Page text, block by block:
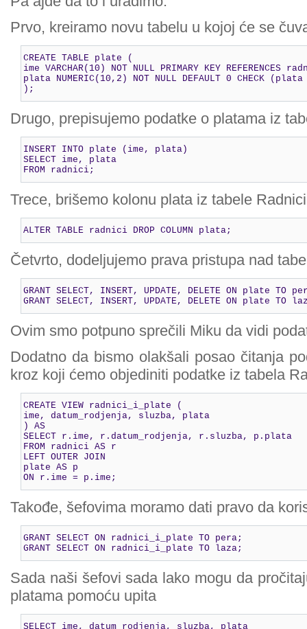
Prvo, kreiramo novu tabelu u kojoj će se
CREATE TABLE plate (
ime VARCHAR(10) NOT NULL PRIMARY KEY REFERENCES
plata NUMERIC(10,2) NOT NULL DEFAULT 0 CHECK
);
Drugo, prepisujemo podatke o platama iz
INSERT INTO plate (ime, plata)
SELECT ime, plata
FROM radnici;
Trece, brišemo kolonu plata iz tabele
ALTER TABLE radnici DROP COLUMN plata;
Četvrto, dodeljujemo prava pristupa nad
GRANT SELECT, INSERT, UPDATE, DELETE ON plate TO
GRANT SELECT, INSERT, UPDATE, DELETE ON plate TO
Ovim smo potpuno sprečili Miku da vidi
Dodatno da bismo olakšali posao čitanja
kroz koji ćemo objediniti podatke iz tabela
CREATE VIEW radnici_i_plate (
ime, datum_rodjenja, sluzba, plata
) AS
SELECT r.ime, r.datum_rodjenja, r.sluzba, p.plata
FROM radnici AS r
LEFT OUTER JOIN
plate AS p
ON r.ime = p.ime;
Takođe, šefovima moramo dati pravo da
GRANT SELECT ON radnici_i_plate TO pera;
GRANT SELECT ON radnici_i_plate TO laza;
Sada naši šefovi sada lako mogu da
platama pomoću upita
SELECT ime, datum_rodjenja, sluzba, plata